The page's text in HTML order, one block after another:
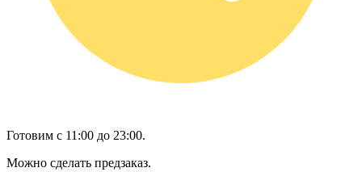
Готовим с 11:00 до 23:00.
Можно сделать предзаказ.